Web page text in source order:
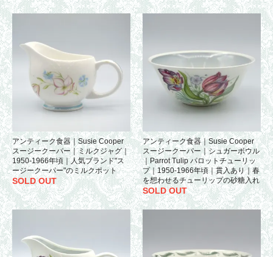
アンティーク食器｜Susie Cooper
スージークーパー｜ミルクジャグ｜
1950-1966年頃｜人気ブランド"ス
ージークーパー"のミルクポット
SOLD OUT
アンティーク食器｜Susie Cooper
スージークーパー｜シュガーボウル
｜Parrot Tulip パロットチューリッ
プ｜1950-1966年頃｜貫入あり｜春
を想わせるチューリップの砂糖入れ
SOLD OUT